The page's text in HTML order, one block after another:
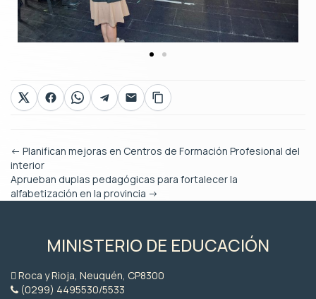
← Planifican mejoras en Centros de Formación Profesional del
interior
Aprueban duplas pedagógicas para fortalecer la
alfabetización en la provincia →
MINISTERIO DE EDUCACIÓN
Roca y Rioja, Neuquén, CP8300
(0299) 4495530/5533